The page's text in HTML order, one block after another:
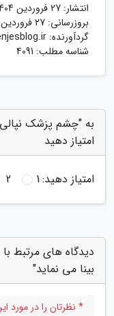
انتشار: 27 فروردین 1404
بروزرسانی: 27 فروردین 1404
گردآورنده:
شناسه مطلب: 4091
امتیاز دهید
امتیاز دهید:1
2
بینا می نماید"
* نظرتان را در مورد